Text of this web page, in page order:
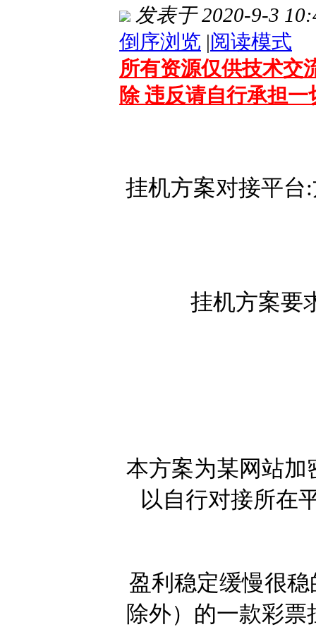
发表于 2020-9-3
倒序浏览 |阅读模式
所有资源仅供技术交
除 违反请自行承担
挂机方案对接平台
挂机方案要
本方案为某网站加
以自行对接所在
盈利稳定缓慢很
除外）的一款彩